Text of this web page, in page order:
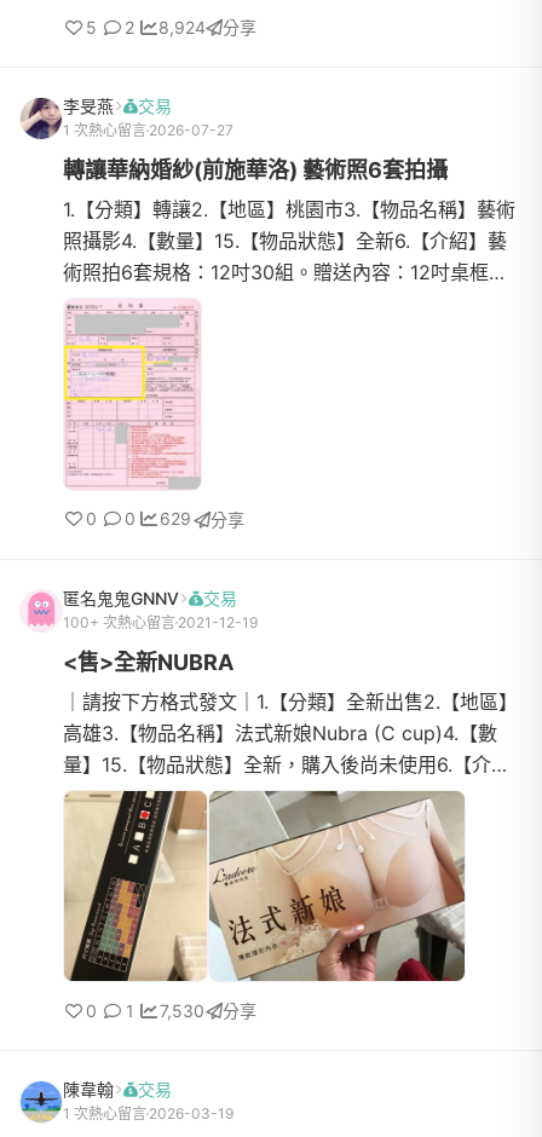
5 2 8,924 分享
李旻燕 交易
1 次熱心留言 2026-07-27
轉讓華納婚紗(前施華洛) 藝術照6套拍攝
1.【分類】轉讓2.【地區】桃園市3.【物品名稱】藝術
照攝影4.【數量】15.【物品狀態】全新6.【介紹】藝
術照拍6套規格：12吋30組。贈送內容：12吋桌框
*3、12吋水漾相本、典藏手提箱、電子底片+電子相
簿。7.【價格】預...
0 0 629 分享
匿名鬼鬼GNNV 交易
100+ 次熱心留言 2021-12-19
<售>全新NUBRA
｜請按下方格式發文｜1.【分類】全新出售2.【地區】
高雄3.【物品名稱】法式新娘Nubra (C cup)4.【數
量】15.【物品狀態】全新，購入後尚未使用6.【介
紹】完全沒穿過法式新娘NU BRA，是今年9月中以
$390購入當婚紗備用(...
0 1 7,530 分享
陳韋翰 交易
1 次熱心留言 2026-03-19